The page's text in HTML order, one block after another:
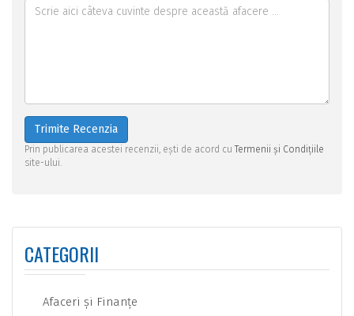
Trimite Recenzia
Prin publicarea acestei recenzii, ești de acord cuTermenii și Condițiile
site-ului.
CATEGORII
Afaceri şi Finanţe